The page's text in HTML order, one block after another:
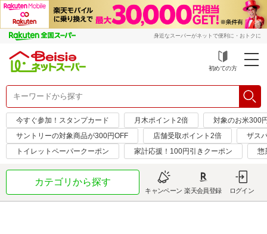
身近なスーパーがネットで便利に・おトクに
初めての方
今すぐ参加！スタンプカード 月木ポイント2倍
対象のお米300
サントリーの対象商品が300円OFF
店舗受取ポイント2倍
ザス
トイレットペーパークーポン
家計応援！100円引きクーポン 惣
カテゴリから探す
キャンペーン 楽天会員登録 ログイン